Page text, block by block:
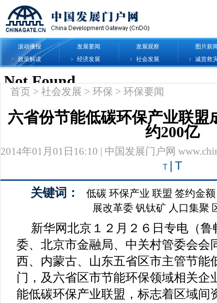
滚动播报 发展要闻 发展观察
图片新
政策解读
经济发展 社会发展 减贫救
首页 > 社会发展 > 环保 > 环保要闻
六省份节能低碳环保产业联盟
约200亿
2014年01月01日16:10 | 中国发展门户网
T T
关键词： 低碳 环保产业 联盟 签约金额
展改革委 钒钛矿 人口集聚
新华网北京１２月２６日专电（
委、北京市金融局、中关村管委会会
西、内蒙古、山东五省区市主管节能
门，及六省区市节能环保领域相关企
能低碳环保产业联盟，标志着区域间